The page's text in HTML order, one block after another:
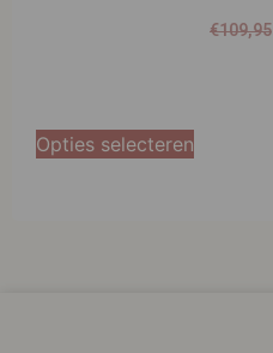
€109,95
Opties selecteren